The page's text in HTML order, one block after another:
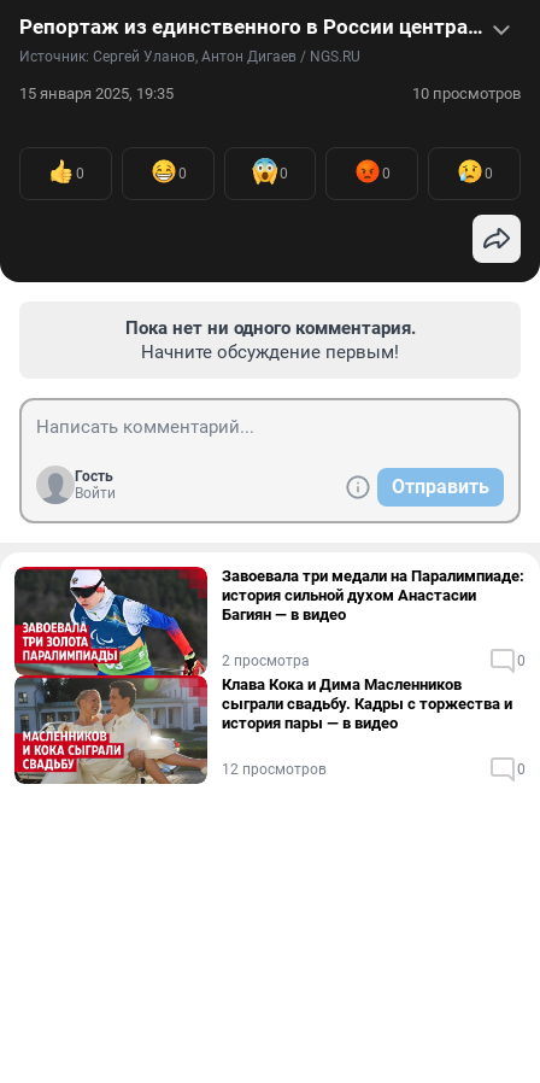
Репортаж из единственного в России центра добычи змеиного яда — шипящее видео
Источник: Сергей Уланов, Антон Дигаев / NGS.RU
15 января 2025, 19:35 10 просмотров
0 0 0 0 0
Пока нет ни одного комментария.
Начните обсуждение первым!
Гость
Войти
Отправить
Завоевала три медали на Паралимпиаде:
история сильной духом Анастасии
Багиян — в видео
2 просмотра 0
Клава Кока и Дима Масленников
сыграли свадьбу. Кадры с торжества и
история пары — в видео
12 просмотров 0